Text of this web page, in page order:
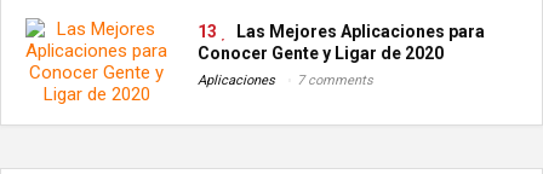
13
Las Mejores Aplicaciones para
Conocer Gente y Ligar de 2020
Aplicaciones 7 comments